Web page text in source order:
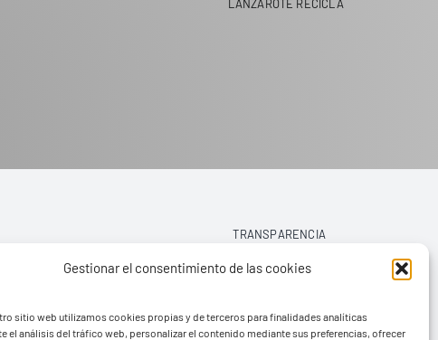
Gestionar el consentimiento de las cookies
sitio web utilizamos cookies propias y de terceros para finalidades analíticas
el análisis del tráfico web, personalizar el contenido mediante sus preferencias, ofrecer
LANZAROTE RECICLA
TRANSPARENCIA
AVISO LEGAL
POLÍTICA DE PRIVACIDAD